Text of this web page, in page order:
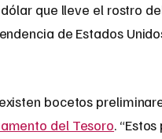
que lleve el rostro
de Estados
bocetos
del Tesoro.